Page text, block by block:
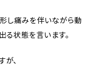
し痛みを伴いながら動
る状態を言います。
、